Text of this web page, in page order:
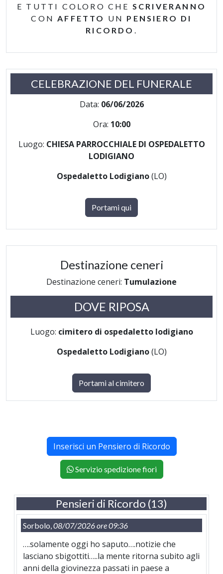
E TUTTI COLORO CHE SCRIVERANNO
CONAFFETTO UN PENSIERO DI
RICORDO .
CELEBRAZIONE DEL FUNERALE
Data: 06/06/2026
Ora: 10:00
Luogo: CHIESA PARROCCHIALE DI OSPEDALETTO
LODIGIANO
Ospedaletto Lodigiano(LO)
Portami qui
Destinazione ceneri
Destinazione ceneri: Tumulazione
DOVE RIPOSA
Luogo: cimitero di ospedaletto lodigiano
Ospedaletto Lodigiano(LO)
Portami al cimitero
Inserisci un Pensiero di Ricordo
Servizio spedizione fiori
Pensieri di Ricordo (13)
Sorbolo,08/07/2026 ore 09:36
….solamente oggi ho saputo….notizie che
lasciano sbigottiti…..la mente ritorna subito agli
anni della giovinezza passati in paese a